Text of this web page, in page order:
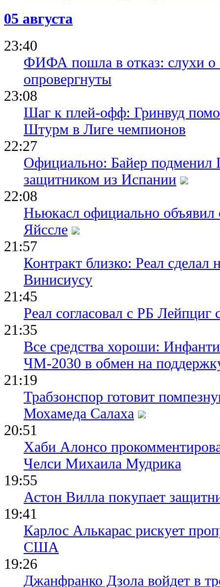
05 августа
23:40
ФИФА пошла в отказ: слухи
опровергнуты
23:08
Шаг к плей-офф: Гринвуд
Штурм в Лиге чемпионов
22:27
Официально: Байер подменил
защитником из Испании
22:08
Ньюкасл официально объявил
Яйссле
21:57
Контракт близко: Реал сделал
Винисиусу
21:45
Реал согласовал с РБ
21:35
Все средства хороши:
ЧМ-2030 в обмен на
21:19
Трабзонспор готовит
Мохамеда Салаха
20:51
Хаби Алонсо
Челси Михаила Мудрика
19:55
Астон Вилла покупает
19:41
Карлос Алькарас рискует
США
19:26
Джанфранко Дзола войдет в